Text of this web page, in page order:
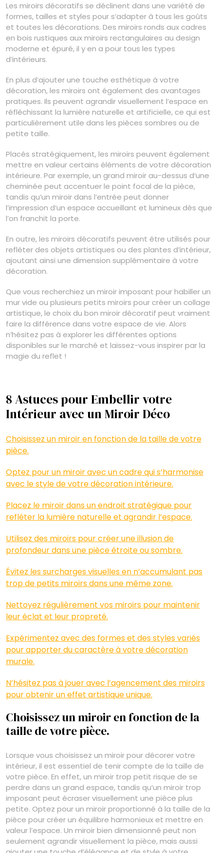
Les miroirs décoratifs se déclinent dans une variété de
formes, tailles et styles pour s’adapter à tous les goûts
et toutes les décorations. Des miroirs ronds aux cadres
en bois rustiques aux miroirs rectangulaires au design
moderne et épuré, il y en a pour tous les types
d’intérieurs.
En plus d’ajouter une touche esthétique à votre
décoration, les miroirs ont également des avantages
pratiques. Ils peuvent agrandir visuellement l’espace en
réfléchissant la lumière naturelle et artificielle, ce qui est
particulièrement utile dans les pièces sombres ou de
petite taille.
Placés stratégiquement, les miroirs peuvent également
mettre en valeur certains éléments de votre décoration
intérieure. Par exemple, un grand miroir au-dessus d’une
cheminée peut accentuer le point focal de la pièce,
tandis qu’un miroir dans l’entrée peut donner
l’impression d’un espace accueillant et lumineux dès que
l’on franchit la porte.
En outre, les miroirs décoratifs peuvent être utilisés pour
refléter des objets artistiques ou des plantes d’intérieur,
ajoutant ainsi une dimension supplémentaire à votre
décoration.
Que vous recherchiez un miroir imposant pour habiller un
mur vide ou plusieurs petits miroirs pour créer un collage
artistique, le choix du bon miroir décoratif peut vraiment
faire la différence dans votre espace de vie. Alors
n’hésitez pas à explorer les différentes options
disponibles sur le marché et laissez-vous inspirer par la
magie du reflet !
8 Astuces pour Embellir votre
Intérieur avec un Miroir Déco
Choisissez un miroir en fonction de la taille de votre
pièce.
Optez pour un miroir avec un cadre qui s’harmonise
avec le style de votre décoration intérieure.
Placez le miroir dans un endroit stratégique pour
refléter la lumière naturelle et agrandir l’espace.
Utilisez des miroirs pour créer une illusion de
profondeur dans une pièce étroite ou sombre.
Évitez les surcharges visuelles en n’accumulant pas
trop de petits miroirs dans une même zone.
Nettoyez régulièrement vos miroirs pour maintenir
leur éclat et leur propreté.
Expérimentez avec des formes et des styles variés
pour apporter du caractère à votre décoration
murale.
N’hésitez pas à jouer avec l’agencement des miroirs
pour obtenir un effet artistique unique.
Choisissez un miroir en fonction de la
taille de votre pièce.
Lorsque vous choisissez un miroir pour décorer votre
intérieur, il est essentiel de tenir compte de la taille de
votre pièce. En effet, un miroir trop petit risque de se
perdre dans un grand espace, tandis qu’un miroir trop
imposant peut écraser visuellement une pièce plus
petite. Optez pour un miroir proportionné à la taille de la
pièce pour créer un équilibre harmonieux et mettre en
valeur l’espace. Un miroir bien dimensionné peut non
seulement agrandir visuellement la pièce, mais aussi